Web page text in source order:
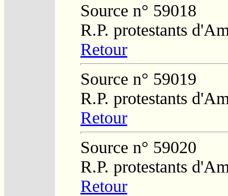
Source n° 59018
R.P. protestants
Retour
Source n° 59019
R.P. protestants
Retour
Source n° 59020
R.P. protestants
Retour